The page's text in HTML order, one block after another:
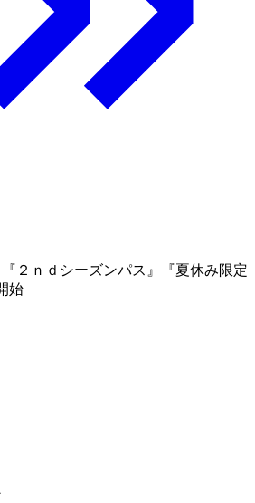
『２ｎｄシーズンパス』『夏休み限定
始